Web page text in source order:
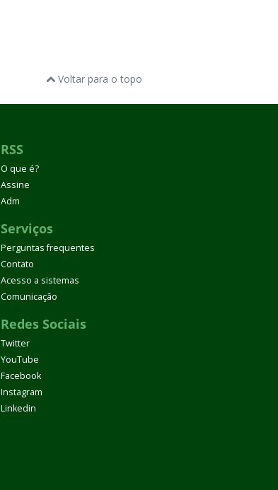
Voltar para o topo
RSS
O que é?
Assine
Adm
Serviços
Perguntas frequentes
Contato
Acesso a sistemas
Comunicação
Redes Sociais
Twitter
YouTube
Facebook
Instagram
Linkedin